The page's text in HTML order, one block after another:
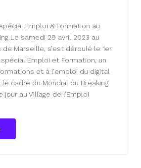
Emploi & Formation au
Le samedi 29 avril 2023 au
de Marseille, s’est déroulé le 1er
spécial Emploi et Formation, un
et à l’emploi du digital
cadre du Mondial du Breaking
jour au Village de l’Emploi